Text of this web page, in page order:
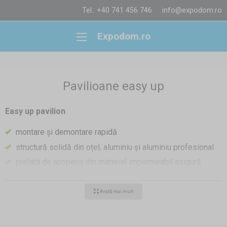
Tel.: +40 741 456 746 info@expodom.ro
Expodom.ro
Pavilioane easy up
Easy up pavilion
montare și demontare rapidă
structură solidă din oțel, aluminiu și aluminiu profesional
împotriva soarelui puternicArată mai mult